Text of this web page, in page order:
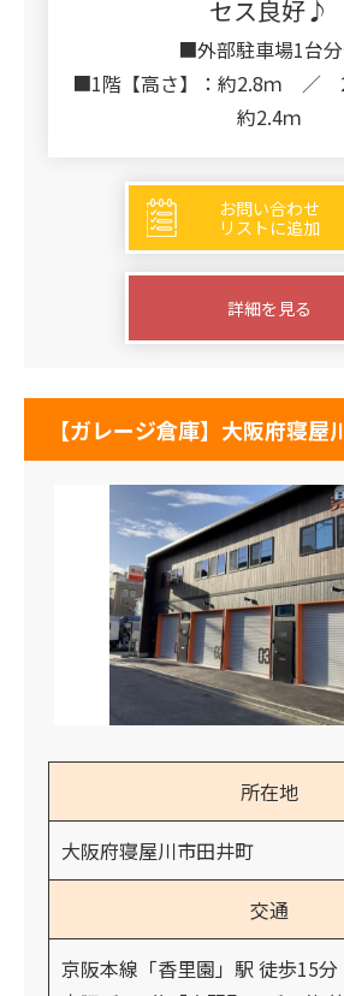
セス良好♪
■外部駐車場1台
■1階【高さ】：約2.8ｍ ／ 2
約2.4ｍ
お問い合わせ
リストに追加
詳細を見る
【ガレージ倉庫】大阪府寝屋
所在地
大阪府寝屋川市田井町
交通
京阪本線「香里園」駅 徒歩15分